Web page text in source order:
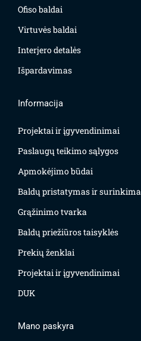
Ofiso baldai
Virtuvės baldai
Interjero detalės
Išpardavimas
Informacija
Projektai ir įgyvendinimai
Paslaugų teikimo sąlygos
Apmokėjimo būdai
Baldų pristatymas ir
Grąžinimo tvarka
Baldų priežiūros taisyklės
Prekių ženklai
Projektai ir įgyvendinimai
DUK
Mano paskyra